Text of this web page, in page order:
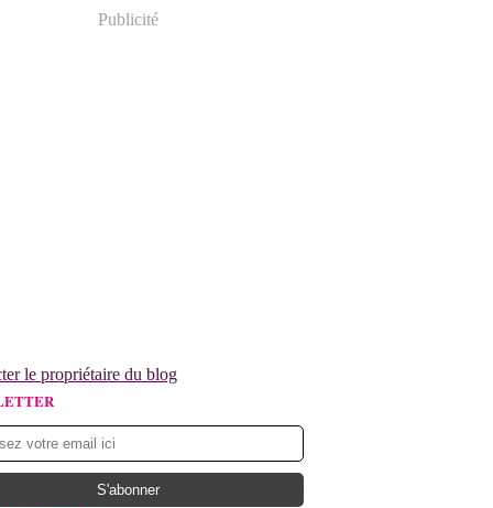
Publicité
le propriétaire du blog